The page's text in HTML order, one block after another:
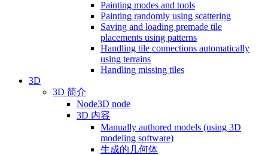
Painting modes and tools
Painting randomly using scattering
Saving and loading premade tile
placements using patterns
Handling tile connections automatically
using terrains
Handling missing tiles
3D
3D 简介
Node3D node
3D 内容
Manually authored models (using 3D
modeling software)
生成的几何体